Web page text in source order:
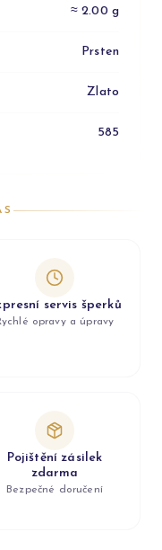
≈ 2.00 g
Prsten
Zlato
585
servis šperků
opravy a úpravy
Pojištění zásilek
zdarma
Bezpečné doručení